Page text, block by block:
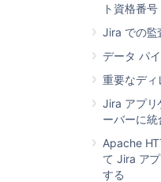
ト資格番
Jira での監
データ パ
重要なディ
Jira アプリ
ーバーに統
Apache
て Jira ア
する
注意
アプリ キ
場合、こ
アプリを
す。
この機能
しません
これは、
与えてい
$ sudo su
$ ./start-
-
ロン区切りのリ
やワイルドカー
-
Jira Software
garbled in case
Korean or Chinese
Characters Not
Displayed as
Jira error "The
supported." when